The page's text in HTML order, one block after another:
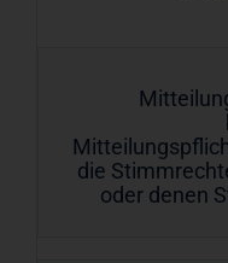
die
oder denen